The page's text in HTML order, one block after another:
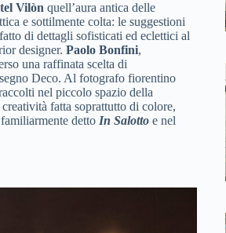
Vilòn quell’aura antica delle
e sottilmente colta: le suggestioni
di dettagli sofisticati ed eclettici al
designer. Paolo Bonfini,
una raffinata scelta di
Deco. Al fotografo fiorentino
nel piccolo spazio della
fatta soprattutto di colore,
detto In Salotto e nel